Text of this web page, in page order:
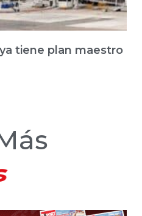
tiene plan maestro